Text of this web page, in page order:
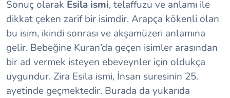
Sonuç olarak Esila ismi, telaffuzu ve anlamı ile
dikkat çeken zarif bir isimdir. Arapça kökenli olan
bu isim, ikindi sonrası ve akşamüzeri anlamına
gelir. Bebeğine Kuran’da geçen isimler arasından
bir ad vermek isteyen ebeveynler için oldukça
uygundur. Zira Esila ismi, İnsan suresinin 25.
ayetinde geçmektedir. Burada da yukarıda